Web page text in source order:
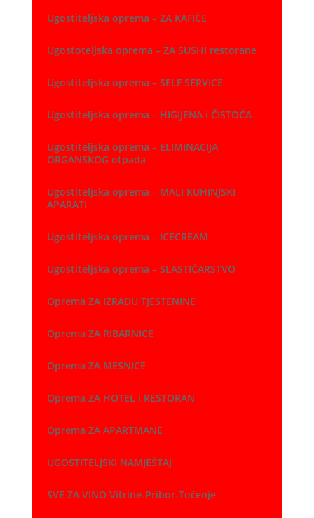
Ugostiteljska oprema – ZA KAFIĆE
Ugostoteljska oprema – ZA SUSHI restorane
Ugostiteljska oprema – SELF SERVICE
Ugostiteljska oprema – HIGIJENA i ČISTOĆA
Ugostiteljska oprema – ELIMINACIJA
ORGANSKOG otpada
Ugostiteljska oprema – MALI KUHINJSKI
APARATI
Ugostiteljska oprema – ICECREAM
Ugostiteljska oprema – SLASTIČARSTVO
Oprema ZA IZRADU TJESTENINE
Oprema ZA RIBARNICE
Oprema ZA MESNICE
Oprema ZA HOTEL i RESTORAN
Oprema ZA APARTMANE
UGOSTITELJSKI NAMJEŠTAJ
SVE ZA VINO Vitrine-Pribor-Točenje